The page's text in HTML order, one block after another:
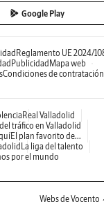
Google Play
Reglamento UE 2024/
Publicidad Mapa web
Condiciones de contratación
Real Valladolid
tráfico en Valladolid
El plan favorito de...
La liga del talento
por el mundo
Webs de Vocento